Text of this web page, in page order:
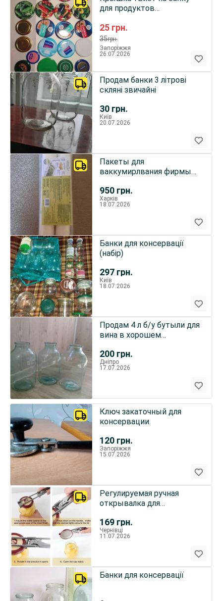
25 грн.
35грн.
для продуктов
диаметр, 22 штуки набор
Запоріжжя
26.07.2026
30 грн.
Продам банки 3 літрові
скляні звичайні
Київ
20.07.2026
950 грн.
Пакеты для
ваккумирлвания фирмы
Харків
18.07.2026
297 грн.
Банки для консервації
(набір)
Київ
18.07.2026
200 грн.
Продам 4 л б/у бутыли для
вина в хорошем
Дніпро
17.07.2026
120 грн.
Ключ закаточный для
консервации.
Запоріжжя
15.07.2026
169 грн.
Регулируемая ручная
открывалка для
бутылок
Чернівці
11.07.2026
Банки для консервації